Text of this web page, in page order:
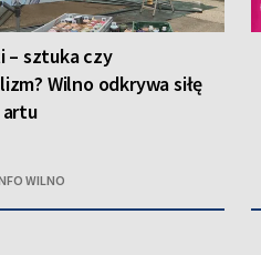
– sztuka czy
Wilno odkrywa siłę
WILNO